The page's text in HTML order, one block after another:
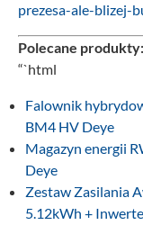
prezesa-ale-blizej-
Polecane produkty:
“`html
Falownik
BM4 HV Deye
Magazyn energii
Deye
Zestaw Zasilania
5.12kWh +